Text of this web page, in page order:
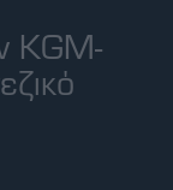
KGM-